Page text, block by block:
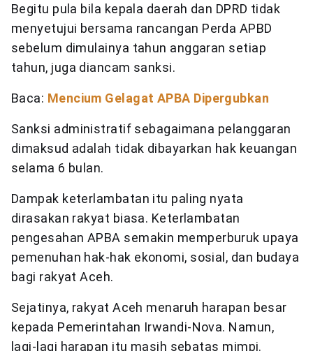
Begitu pula bila kepala daerah dan DPRD tidak
menyetujui bersama rancangan Perda APBD
sebelum dimulainya tahun anggaran setiap
tahun, juga diancam sanksi.
Baca: Mencium Gelagat APBA Dipergubkan
Sanksi administratif sebagaimana pelanggaran
dimaksud adalah tidak dibayarkan hak keuangan
selama 6 bulan.
Dampak keterlambatan itu paling nyata
dirasakan rakyat biasa. Keterlambatan
pengesahan APBA semakin memperburuk upaya
pemenuhan hak-hak ekonomi, sosial, dan budaya
bagi rakyat Aceh.
Sejatinya, rakyat Aceh menaruh harapan besar
kepada Pemerintahan Irwandi-Nova. Namun,
lagi-lagi harapan itu masih sebatas mimpi.